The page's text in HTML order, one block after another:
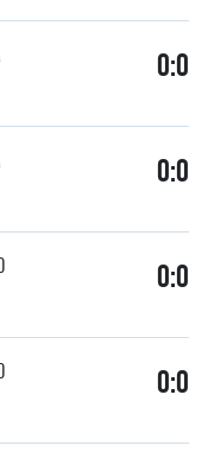
0:0
0:0
0:0
0:0